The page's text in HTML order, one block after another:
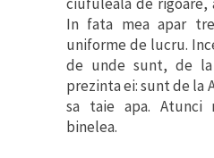
In fata mea apar
uniforme de lucru.
de unde sunt, de la
prezinta ei: sunt de la
sa taie apa. Atunci
binelea.